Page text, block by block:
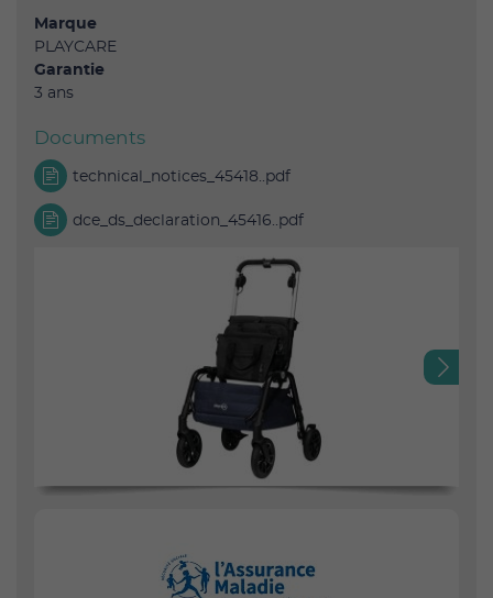
Marque
PLAYCARE
Garantie
3 ans
Documents
technical_notices_45418..pdf
dce_ds_declaration_45416..pdf